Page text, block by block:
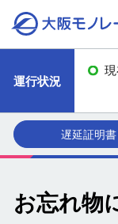
運行状況
遅延証明書
お忘れ物